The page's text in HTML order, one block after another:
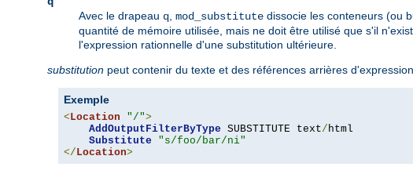
Avec le drapeau q mod_substitute dissocie les conteneurs (ou
quantité de mémoire utilisée, mais ne doit être utilisé que s'il
l'expression rationnelle d'une substitution ultérieure.
substitution peut contenir du texte et des références arrières
Exemple
< Location "/">
AddOutputFilterByType SUBSTITUTE text/ html
Substitute
"s/foo/bar/ni"
</ Location>